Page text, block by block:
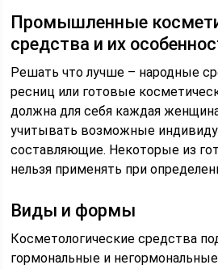
Промышленные
средства и их
Решать что лучше – народные
ресниц или готовые
должна для себя каждая
учитывать возможные
составляющие. Некоторые из
нельзя применять при
Виды и формы
Косметологические средства
гормональные и